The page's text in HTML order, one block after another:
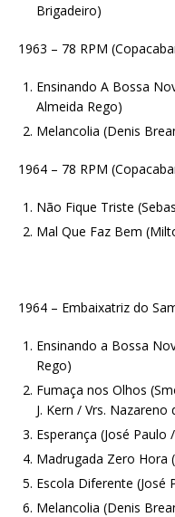
Brigadeiro)
1963 – 78 RPM
Ensinando A Bossa
Almeida Rego)
Melancolia (Denis
1964 – 78 RPM
Não Fique Triste
Mal Que Faz Bem
1964 – Embaixatriz do
Ensinando a Bossa
Rego)
Fumaça nos Olhos
J. Kern / Vrs. Nazareno
Esperança (José
Madrugada Zero Hora
Escola Diferente (José
Melancolia (Denis